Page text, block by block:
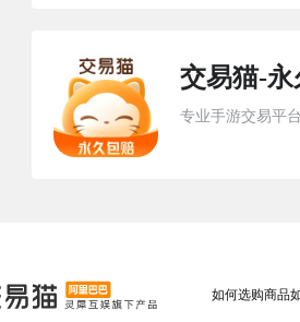
连招与BD搭配指南交易猫-永
专业手游交易平
如何选购商品